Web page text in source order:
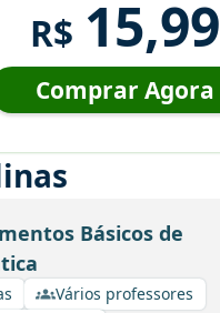
R$ 15,99
Comprar Agora
Básicos de
Vários professores